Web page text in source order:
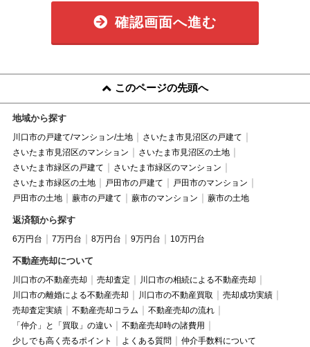
確認画面へ進む
このページの先頭へ
地域から探す
川口市の戸建て/マンション/土地
さいたま市見沼区の戸建て
さいたま市見沼区のマンション
さいたま市見沼区の土地
さいたま市緑区の戸建て
さいたま市緑区のマンション
さいたま市緑区の土地
戸田市の戸建て
戸田市のマンション
戸田市の土地
蕨市の戸建て 蕨市のマンション 蕨市の土地
返済額から探す
6万円台 7万円台 8万円台 9万円台 10万円台
不動産売却について
川口市の不動産売却 売却査定
川口市の相続による不動産売却
川口市の離婚による不動産売却
川口市の不動産買取
売却成功実績
売却査定実績
不動産売却コラム
不動産売却の流れ
「仲介」と「買取」の違い
不動産売却時の諸費用
少しでも高く売るポイント
よくある質問 仲介手数料について